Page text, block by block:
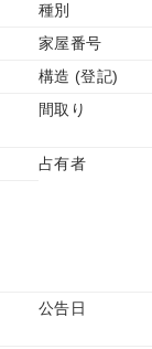
種別
家屋番号
構造 (登記)
間取り
占有者
公告日